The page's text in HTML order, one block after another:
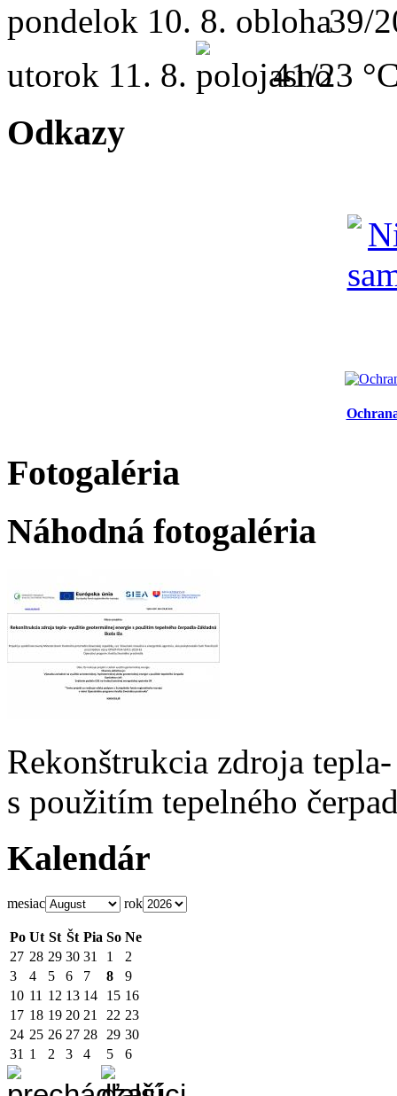
pondelok 10. 8.
39/
utorok 11. 8. 41/23
Odkazy
Fotogaléria
Náhodná fotogaléria
Rekonštrukcia zdroja
s použitím tepelného
Kalendár
mesiac rok
Po Ut St Št Pia So Ne
27 28 29 30 31 1
2
3
4 5 6 7 8
9
10 11 12 13 14 15 16
17 18 19 20 21 22 23
24 25 26 27 28 29 30
31 1 2 3 4 5 6